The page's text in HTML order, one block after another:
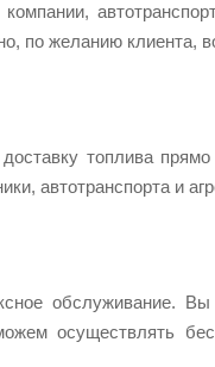
по желанию клиента,
топлива
автотранспорта и
обслуживание.
осуществлять